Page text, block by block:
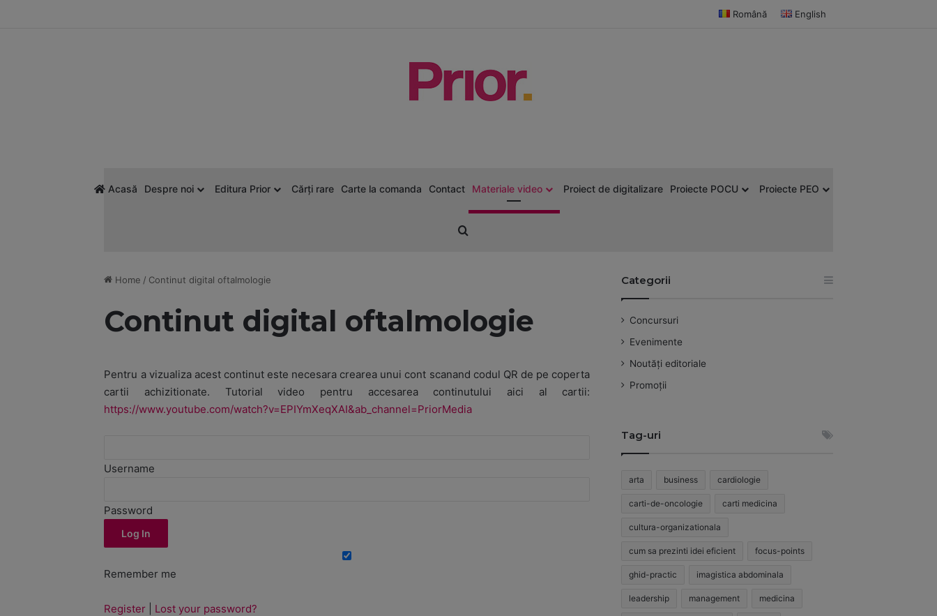
Română English
Acasă Despre noi Editura Prior Cărți rare Carte la comanda Contact Materiale video Proiect de digitalizare Proiecte POCU Proiecte PEO
Home / Continut digital oftalmologie
Continut digital oftalmologie
Pentru a vizualiza acest continut este necesara crearea unui cont scanand codul QR de pe coperta
cartii achizitionate. Tutorial video pentru accesarea continutului aici al cartii:
https://www.youtube.com/watch?v=EPIYmXeqXAI&ab_channel=PriorMedia
Username
Password
Remember me
Register Lost your password?
Categorii
Concursuri
Evenimente
Noutăți editoriale
Promoții
Tag-uri
arta business cardiologie
carti-de-oncologie carti medicina
cultura-organizationala
cum sa prezinti idei eficient focus-points
ghid-practic imagistica abdominala
leadership management medicina